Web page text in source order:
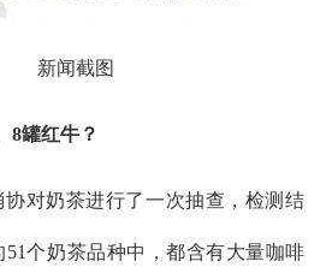
新闻截图
8罐红牛？
协对奶茶进行了一次抽查，检测结
个奶茶品种中，都含有大量咖啡